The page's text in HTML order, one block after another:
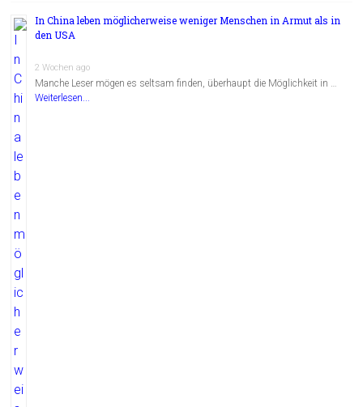
In China leben möglicherweise weniger Menschen in Armut als in
den USA
2 Wochen ago
Manche Leser mögen es seltsam finden, überhaupt die Möglichkeit in …
Weiterlesen...